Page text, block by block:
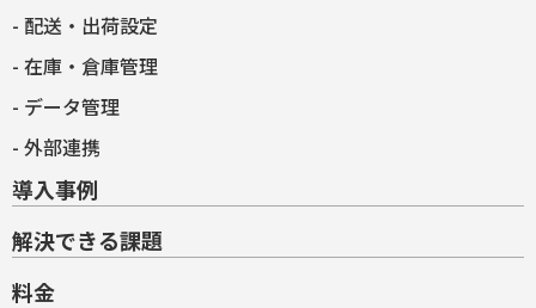
配送・出荷設定
在庫・倉庫管理
データ管理
外部連携
導入事例
解決できる課題
料金